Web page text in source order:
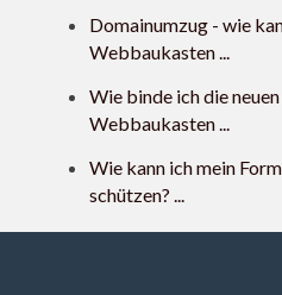
Domainumzug - wie
Webbaukasten ...
Wie binde ich die
Webbaukasten ...
Wie kann ich mein
schützen? ...